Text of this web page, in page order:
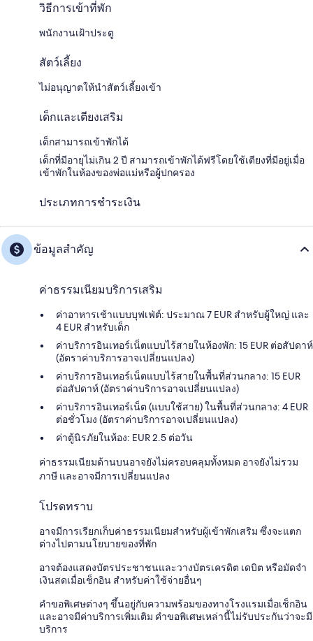
วิธีการเข้าที่พัก
พนักงานเฝ้าประตู
สัตว์เลี้ยง
ไม่อนุญาตให้นำสัตว์เลี้ยงเข้า
เด็กและเตียงเสริม
เด็กสามารถเข้าพักได้
เด็กที่มีอายุไม่เกิน 2 ปี สามารถเข้าพักได้ฟรีโดยใช้เตียงที่มีอยู่เมื่อ
เข้าพักในห้องของพ่อแม่หรือผู้ปกครอง
ประเภทการชำระเงิน
ข้อมูลสำคัญ
ค่าธรรมเนียมบริการเสริม
ค่าอาหารเช้าแบบบุฟเฟ่ต์: ประมาณ 7 EUR สำหรับผู้ใหญ่ และ
4 EUR สำหรับเด็ก
ค่าบริการอินเทอร์เน็ตแบบไร้สายในห้องพัก: 15 EUR ต่อสัปดาห์
(อัตราค่าบริการอาจเปลี่ยนแปลง)
ค่าบริการอินเทอร์เน็ตแบบไร้สายในพื้นที่ส่วนกลาง: 15 EUR
ต่อสัปดาห์ (อัตราค่าบริการอาจเปลี่ยนแปลง)
ค่าบริการอินเทอร์เน็ต (แบบใช้สาย) ในพื้นที่ส่วนกลาง: 4 EUR
ต่อชั่วโมง (อัตราค่าบริการอาจเปลี่ยนแปลง)
ค่าตู้นิรภัยในห้อง: EUR 2.5 ต่อวัน
ค่าธรรมเนียมด้านบนอาจยังไม่ครอบคลุมทั้งหมด อาจยังไม่รวม
ภาษี และอาจมีการเปลี่ยนแปลง
โปรดทราบ
อาจมีการเรียกเก็บค่าธรรมเนียมสำหรับผู้เข้าพักเสริม ซึ่งจะแตก
ต่างไปตามนโยบายของที่พัก
อาจต้องแสดงบัตรประชาชนและวางบัตรเครดิต เดบิต หรือมัดจำ
เงินสดเมื่อเช็กอิน สำหรับค่าใช้จ่ายอื่นๆ
คำขอพิเศษต่างๆ ขึ้นอยู่กับความพร้อมของทางโรงแรมเมื่อเช็กอิน
และอาจมีค่าบริการเพิ่มเติม คำขอพิเศษเหล่านี้ไม่รับประกันว่าจะมี
บริการ